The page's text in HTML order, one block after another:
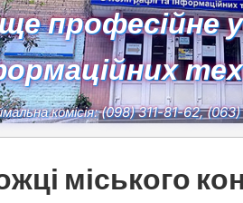
професійне
комісія:(098) 311-81-62,
міського